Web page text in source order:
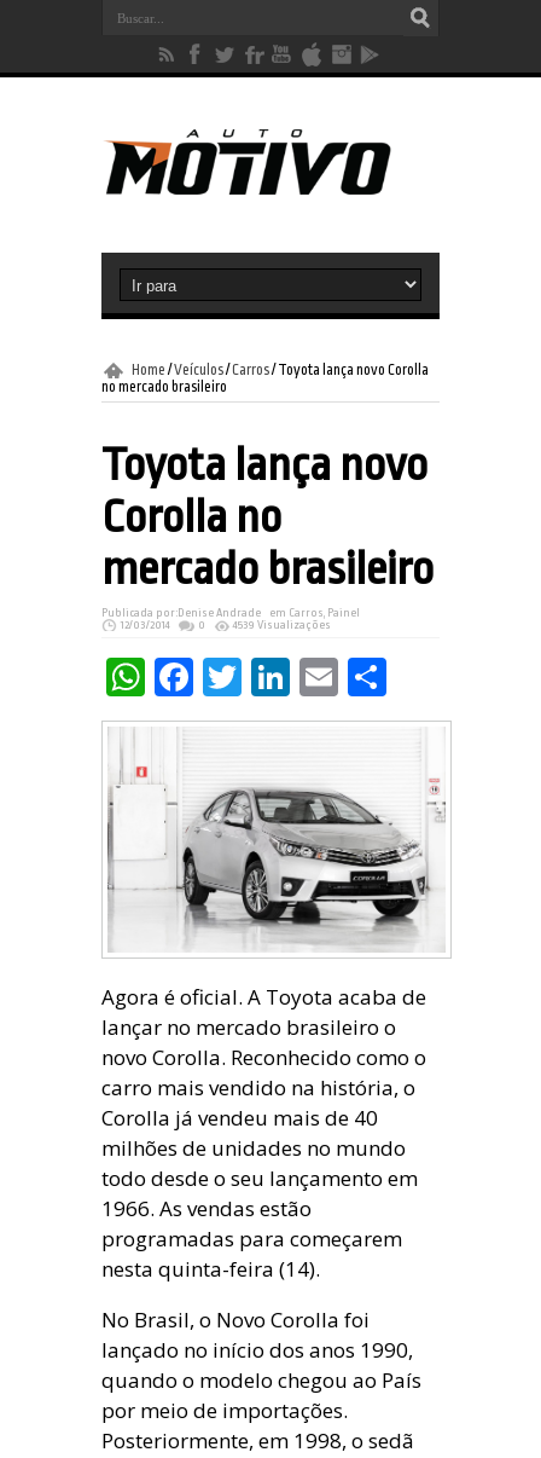
Home /Veículos/Carros/Toyota lança novo Corolla
no mercado brasileiro
Toyota lança novo
Corolla no
mercado brasileiro
Publicada por: Denise Andrade em Carros, Painel
12/03/2014
0 4539 Visualizações
WhatsApp
Facebook
Twitter
LinkedIn
Email
Agora é oficial. A Toyota acaba de
lançar no mercado brasileiro o
novo Corolla. Reconhecido como o
carro mais vendido na história, o
Corolla já vendeu mais de 40
milhões de unidades no mundo
todo desde o seu lançamento em
1966. As vendas estão
programadas para começarem
nesta quinta-feira (14).
No Brasil, o Novo Corolla foi
lançado no início dos anos 1990,
quando o modelo chegou ao País
por meio de importações.
Posteriormente, em 1998, o sedã